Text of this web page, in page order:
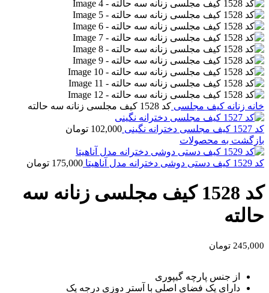
خانه زنانه کیف مجلسی کد 1528 کیف مجلسی زنانه سه حالته
کد 1527 کیف مجلسی دخترانه نگینی 102,000 تومان
بازگشت به محصولات
کد 1529 کیف دستی دوشی دخترانه مدل آناهیتا 175,000 تومان
کد 1528 کیف مجلسی زنانه سه
حالته
245,000 تومان
از جنس پارچه گیپوری
دارای یک فضای اصلی با آستر دوزی درجه یک